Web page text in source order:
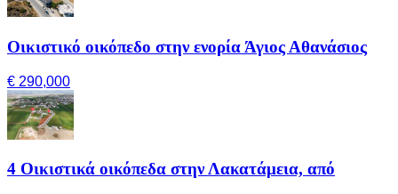
Οικιστικό οικόπεδο στην ενορία Άγιος Αθανάσιος
€ 290,000
4 Οικιστικά οικόπεδα στην Λακατάμεια, από